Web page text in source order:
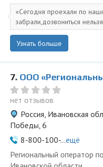
Сегодня проехали по
забрали,дозвониться
Узнать больше
7. ООО «Региональный
нет отзывов
Россия, Ивановская
Победы, 6
8-800-100-...ещё
Региональный оператор